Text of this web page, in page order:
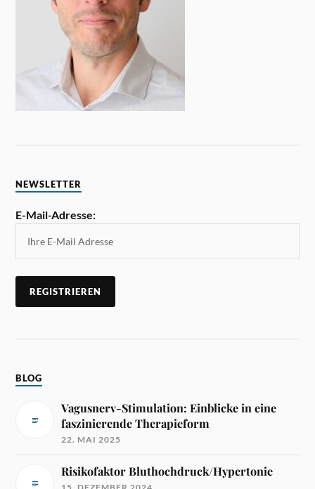
NEWSLETTER
E-Mail-Adresse:
BLOG
Vagusnerv-Stimulation: Einblicke in eine
faszinierende Therapieform
22. MAI 2025
Risikofaktor Bluthochdruck/Hypertonie